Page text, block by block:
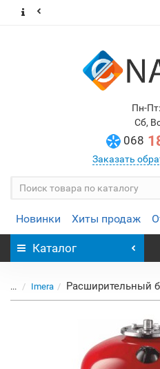
Пн-
Сб,
068
Заказать
Новинки Хиты продаж
Каталог
... Imera Расширительный